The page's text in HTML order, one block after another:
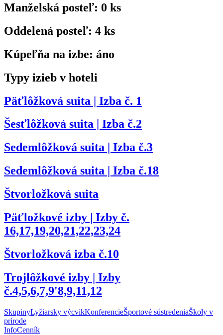
Manželská posteľ: 0 ks
Oddelená posteľ: 4 ks
Kúpeľňa na izbe: áno
Typy izieb v hoteli
Päťlôžková suita | Izba č. 1
Šesťlôžková suita | Izba č.2
Sedemlôžková suita | Izba č.3
Sedemlôžková suita | Izba č.18
Štvorložková suita
Päťložkové izby | Izby č.
16,17,19,20,21,22,23,24
Štvorložková izba č.10
Trojlôžkové izby | Izby
č.4,5,6,7,9'8,9,11,12
SkupinyLyžiarsky výcvikKonferencieŠportové sústredeniaŠkoly v
prírode
InfoCenník